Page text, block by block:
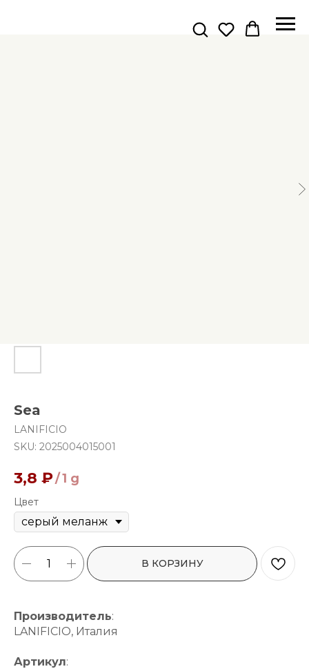
Sea
LANIFICIO
SKU: 2025004015001
3,8 ₽/1 g
Цвет
В КОРЗИНУ
Производитель:
LANIFICIO, Италия
Артикул: